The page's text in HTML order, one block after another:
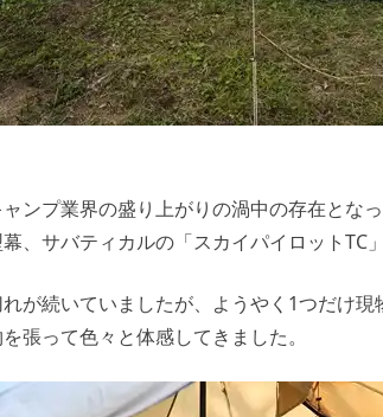
ンプ業界の盛り上がりの渦中の存在とな
、サバティカルの「スカイパイロットTC」
が続いていましたが、ようやく1つだけ
張って色々と体感してきました。